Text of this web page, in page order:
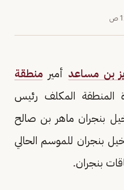
بن مساعد أمير منطقة
المنطقة المكلف رئيس
بنجران ماهر بن صالح
بنجران للموسم الحالي